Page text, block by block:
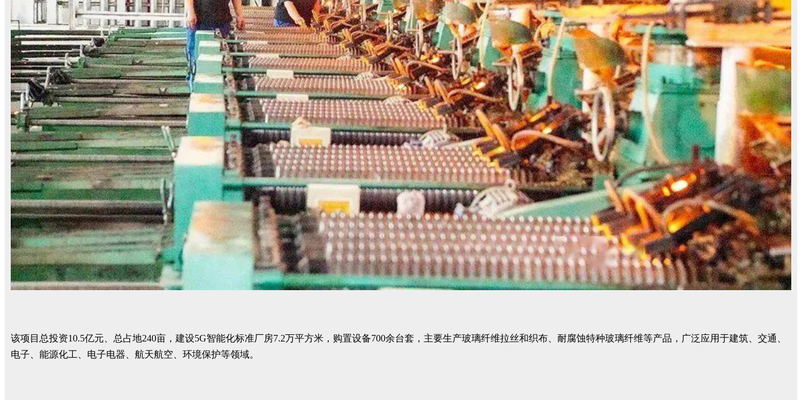
该项目总投资10.5亿元、总占地240亩，建设5G智能化标准厂房7.2万平方米，购置设备700余台套，主要生产玻璃纤维拉丝和织布、耐腐蚀特种玻璃纤维等产品，广泛应用于建筑、交通、
电子、能源化工、电子电器、航天航空、环境保护等领域。